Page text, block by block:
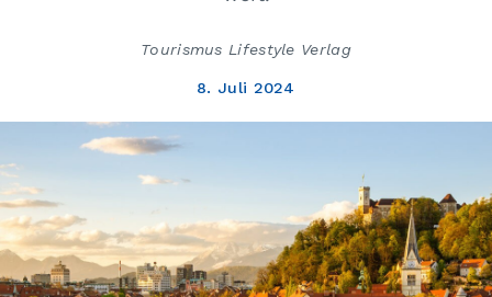
Tourismus Lifestyle Verlag
8. Juli 2024